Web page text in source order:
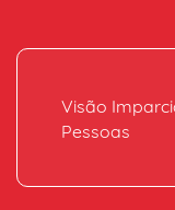
Visão
Pessoas